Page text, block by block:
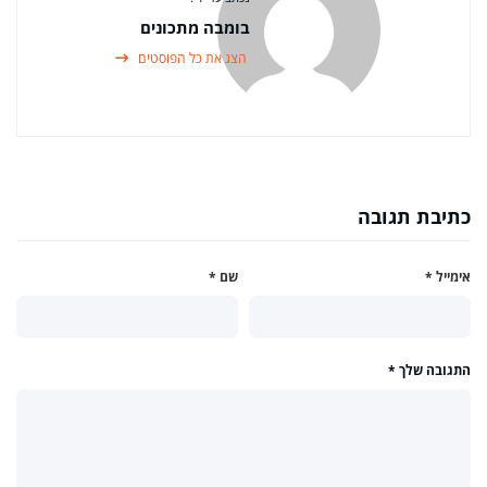
בומבה מתכונים
הצג את כל הפוסטים
כתיבת תגובה
שם * אימייל *
התגובה שלך *